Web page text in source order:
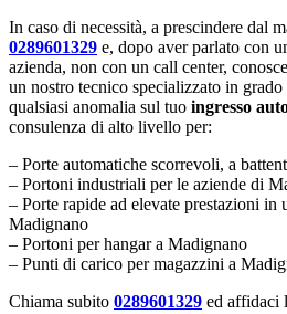
In caso di necessità, a prescindere dal
0289601329 e, dopo aver parlato con
azienda, non con un call center,
un nostro tecnico specializzato in
qualsiasi anomalia sul tuo ingresso
consulenza di alto livello per:
– Porte automatiche scorrevoli, a
– Portoni industriali per le aziende di
– Porte rapide ad elevate prestazioni in
Madignano
– Portoni per hangar a Madignano
– Punti di carico per magazzini a
Chiama subito 0289601329 ed affidaci